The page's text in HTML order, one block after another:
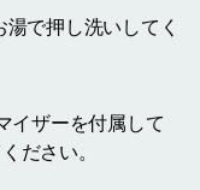
で押し洗いしてく
イザーを付属して
ださい。